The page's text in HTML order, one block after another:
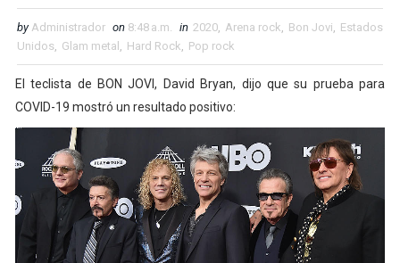
by Administrador on 8:48 a.m. in 2020, Arena rock, Bon Jovi, Estados
Unidos, Glam metal , Hard Rock, Pop rock
El teclista de BON JOVI, David Bryan, dijo que su prueba para
COVID-19 mostró un resultado positivo: